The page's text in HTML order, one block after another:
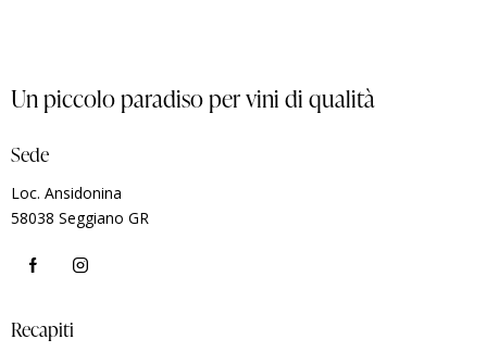
Un piccolo paradiso per vini di qualità
Sede
Loc. Ansidonina
58038 Seggiano GR
Recapiti